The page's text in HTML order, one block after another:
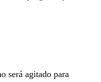
será agitado para